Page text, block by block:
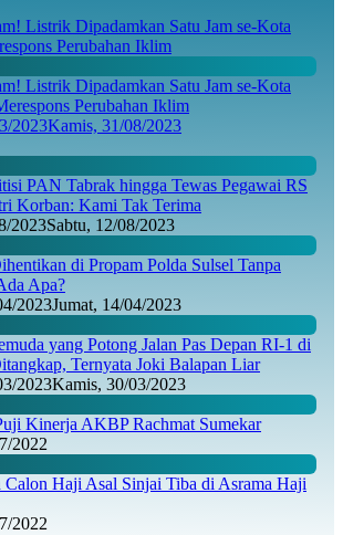
Listrik Dipadamkan Satu Jam se-Kota
Perubahan Iklim
2023Kamis, 31/08/2023
PAN Tabrak hingga Tewas Pegawai RS
Korban: Kami Tak Terima
2023Sabtu, 12/08/2023
di Propam Polda Sulsel Tanpa
Apa?
2023Jumat, 14/04/2023
yang Potong Jalan Pas Depan RI-1 di
Ternyata Joki Balapan Liar
2023Kamis, 30/03/2023
Kinerja AKBP Rachmat Sumekar
2022
Calon Haji Asal Sinjai Tiba di Asrama Haji
2022